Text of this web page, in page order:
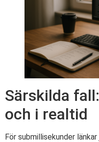
Särskilda
och i realtid
För submillisekunder länkar